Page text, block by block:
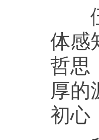
伍
体感
哲思
厚的
初心